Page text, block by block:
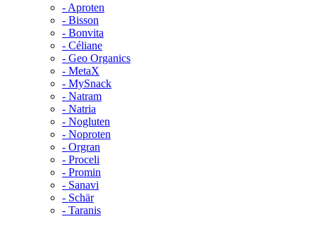
- Aproten
- Bisson
- Bonvita
- Céliane
- Geo Organics
- MetaX
- MySnack
- Natram
- Natria
- Nogluten
- Noproten
- Orgran
- Proceli
- Promin
- Sanavi
- Schär
- Taranis